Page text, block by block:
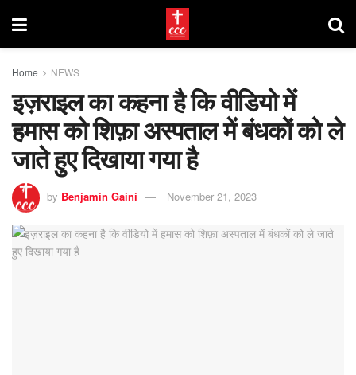
Home NEWS
इज़राइल का कहना है कि वीडियो में
हमास को शिफ़ा अस्पताल में बंधकों को ले
जाते हुए दिखाया गया है
by Benjamin Gaini November 21, 2023